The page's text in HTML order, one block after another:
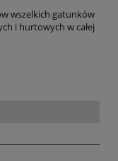
wszelkich gatunków
i hurtowych w całej